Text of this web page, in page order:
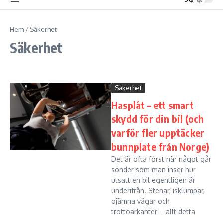
Hem / Säkerhet
Säkerhet
Säkerhet
Hasplåt – ett smart
skydd för din bil (och
varför fler upptäcker
bunnplate från Norge)
Det är ofta först när något går
sönder som man inser hur
utsatt en bil egentligen är
underifrån. Stenar, isklumpar,
ojämna vägar och
trottoarkanter – allt detta